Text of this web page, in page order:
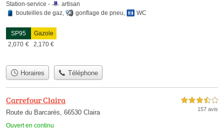
Station-service -
artisan
bouteilles de gaz, gonflage de pneu, WC
SP95
2,070 €
Gazole
2,170 €
Horaires Téléphone
Carrefour Claira
Route du Barcarès, 66530 Claira
Ouvert en continu
3,5 étoiles sur 5
157 avis